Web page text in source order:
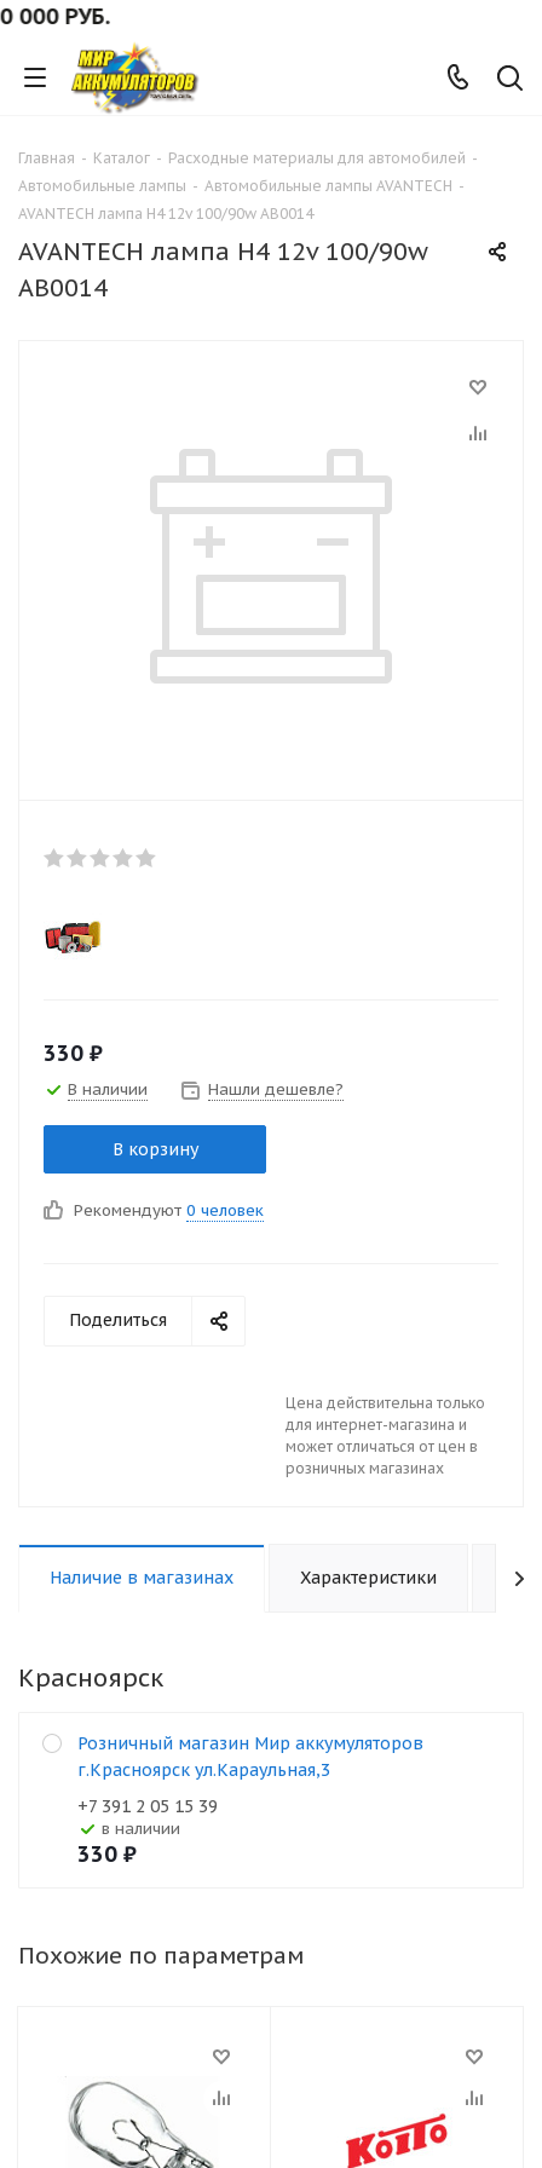
РУБ.
Главная - Каталог - Расходные материалы для автомобилей -
Автомобильные лампы - Автомобильные лампы AVANTECH -
AVANTECH лампа H4 12v 100/90w AB0014
AVANTECH лампа H4 12v 100/90w
AB0014
330 ₽
В наличии Нашли дешевле?
В корзину
Рекомендуют 0 человек
Поделиться
Цена действительна только
для интернет-магазина и
может отличаться от цен в
розничных магазинах
Наличие в магазинах Характеристики
Красноярск
Розничный магазин Мир аккумуляторов
г.Красноярск ул.Караульная,3
+7 391 2 05 15 39
В наличии
330 ₽
Похожие по параметрам